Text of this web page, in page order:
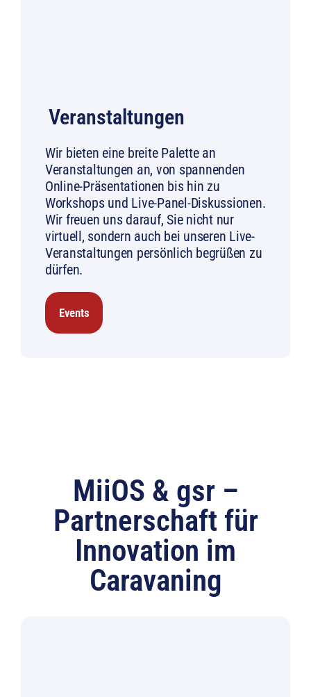
Veranstaltungen
Wir bieten eine breite Palette an
Veranstaltungen an, von spannenden
Online-Präsentationen bis hin zu
Workshops und Live-Panel-Diskussionen.
Wir freuen uns darauf, Sie nicht nur
virtuell, sondern auch bei unseren Live-
Veranstaltungen persönlich begrüßen zu
dürfen.
Events
MiiOS & gsr –
Partnerschaft für
Innovation im
Caravaning